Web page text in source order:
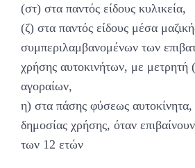
(στ) στα παντός είδους κυλικεία,
(ζ) στα παντός είδους μέσα
συμπεριλαμβανομένων των
χρήσης αυτοκινήτων, με μετρητή
αγοραίων,
η) στα πάσης φύσεως αυτοκίνητα,
δημοσίας χρήσης, όταν
των 12 ετών